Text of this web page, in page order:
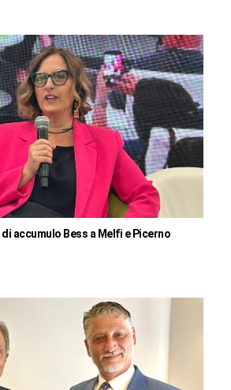
accumulo Bess a Melfi e Picerno